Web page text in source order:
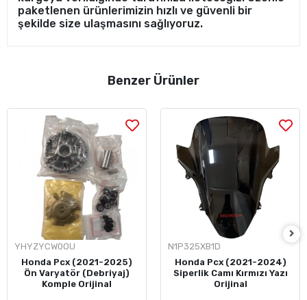
paketlenen ürünlerimizin hızlı ve güvenli bir
şekilde size ulaşmasını sağlıyoruz.
Benzer Ürünler
YHYZYCW0OU
Honda Pcx (2021-2025)
Ön Varyatör (Debriyaj)
Komple Orijinal
N1P325XB1D
Honda Pcx (2021-2024)
Siperlik Camı Kırmızı Yazı
Orijinal